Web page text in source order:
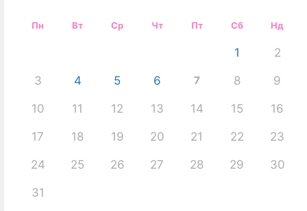
Пн Вт Ср Чт Пт Сб Нд
1 2
3 4 5 6 7 8 9
10 11 12 13 14 15 16
17 18 19 20 21 22 23
24 25 26 27 28 29 30
31